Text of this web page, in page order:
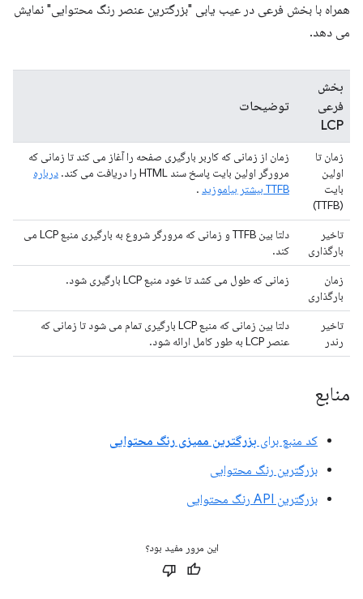
همراه با بخش فرعی در عیب یابی "بزرگترین عنصر رنگ محتوایی" نمایش
می دهد.
بخش
فرعی
LCP
توضیحات
زمان تا
اولین
بایت
(TTFB)
زمان از زمانی که کاربر بارگیری صفحه را آغاز می کند تا زمانی که
مرورگر اولین بایت پاسخ سند HTML را دریافت می کند.
درباره
TTFB بیشتر بیاموزید
.
تاخیر
بارگذاری
دلتا بین TTFB و زمانی که مرورگر شروع به بارگیری منبع LCP می
کند.
زمان
بارگذاری
زمانی که طول می کشد تا خود منبع LCP بارگیری شود.
تاخیر
رندر
دلتا بین زمانی که منبع LCP بارگیری تمام می شود تا زمانی که
عنصر LCP به طور کامل ارائه شود.
منابع
کد منبع برای بزرگترین ممیزی رنگ محتوایی
بزرگترین رنگ محتوایی
بزرگترین API رنگ محتوایی
این مرور مفید بود؟